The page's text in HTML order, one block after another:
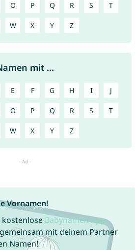
O P Q R S T
W X Y Z
mit ...
E F G H I J
O P Q R S T
W X Y Z
Vornamen!
Babynamen App
mit deinem Partner
Namen!